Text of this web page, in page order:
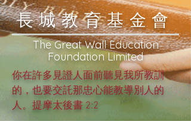
​長城教育基金會
​The Great Wall Education
Foundation Limited
你在許多見證人面前聽見我所教訓
的，也要交託那忠心能教導別人的
人。提摩太後書 2:2